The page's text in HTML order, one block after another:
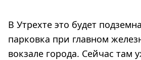
В Утрехте это будет
парковка при главном
вокзале города. Сейчас там